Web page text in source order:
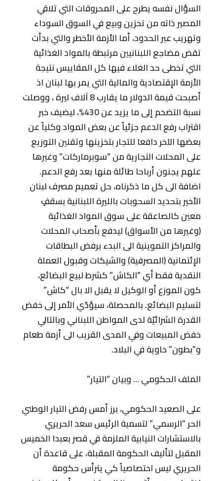
السؤال نفسه يطرح على المحروقات التي تلاقي
المصير ذاته من تخزين وبيع في السوق السوداء
وتهريب عبر الحدود، أما الأزمة الأخطر والتي بدأت
تقض مضاجع اللبنانيين مرتبطة بالمواد الغذائية
التي تخطى حد الغلاء فيها كل المقاييس نتيجة
الأزمة الإقتصادية والمالية التي يمر بها لبنان اذ
أصبحت قيمة الدولار ما يقارب 8 آلاف ليرة ، ووصلت
نسبة التضخم إلى ما يزيد عن 430%، ليضيف خبر
اقتراب رفع الدعم جزئياً عن بعض المواد وكلياً عن
بعضها الآخر دافعا للتجار بتخزينها وتقنين التوزيع
على المحلات التجارية من “سوبرماركات” وغيرها
علهم يجنون أرباحا طائلة منها بعد رفع الدعم.
اضافة الى كل ما ذكرناه، حل تعميم مصرف لبنان
الأخير بتحديد السحوبات بالليرة اللبنانية بسقفٍ
معين كالصاعقة على سوق المواد الغذائية
(وغيرها من الأسواق) ليدفع بأصحاب المحلات
والمراكز التموينية الى البدء برفض البطاقات
الإئتمانية (المصرفية) والشيكات وقبول العملة
النقدية فقط أي “الكاش” كشرط لبيع البضائع،
كون الموزع أو الوكيل لا يقبل الا بال “كاش”
لتسليم البضائع. بالمحصلة، سيؤدّي الأمر إلى خفض
القدرة الشرائيّة لدى المواطن اللبناني وبالتالي
خفض المبيعات وفي المدى القريب الى أزمة طعام
و”بطون” خاوية في البلاد.
الملف الحكومي … وبيان “التيار”
على الصعيد الحكومي، برز أمس رفض التيار الوطني
الحر “الرسمي” لتسمية الرئيس سعد الحريري
بالاستشارات النيابية الملزمة في قصر بعبدا الخميس
المقبل لتأليف الحكومة المقبلة، على قاعدة أن
الحريري ليس اختصاصياً كي يترأس حكومة